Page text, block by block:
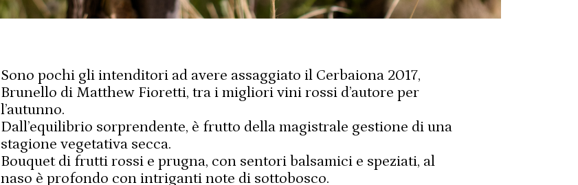
Sono pochi gli intenditori ad avere assaggiato il Cerbaiona 2017,
Brunello di Matthew Fioretti, tra i migliori vini rossi d’autore per
l’autunno.
Dall’equilibrio sorprendente, è frutto della magistrale gestione di una
stagione vegetativa secca.
Bouquet di frutti rossi e prugna, con sentori balsamici e speziati, al
naso è profondo con intriganti note di sottobosco.